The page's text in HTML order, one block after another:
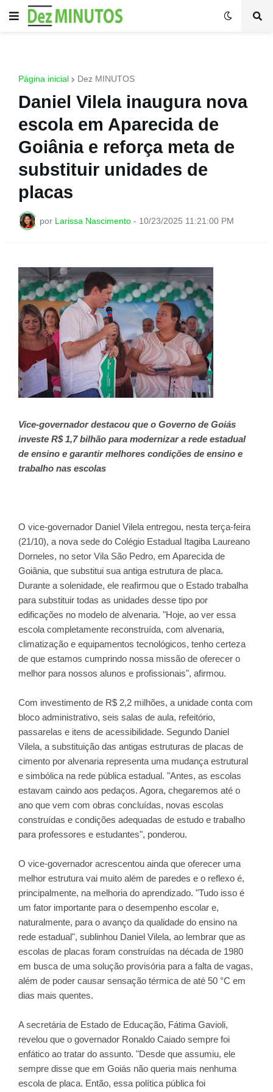
Página inicial Dez MINUTOS
Daniel Vilela inaugura nova
escola em Aparecida de
Goiânia e reforça meta de
substituir unidades de
placas
por Larissa Nascimento - 10/23/2025 11:21:00 PM
Vice-governador destacou que o Governo de Goiás
investe R$ 1,7 bilhão para modernizar a rede estadual
de ensino e garantir melhores condições de ensino e
trabalho nas escolas
O vice-governador Daniel Vilela entregou, nesta terça-feira
(21/10), a nova sede do Colégio Estadual Itagiba Laureano
Dorneles, no setor Vila São Pedro, em Aparecida de
Goiânia, que substitui sua antiga estrutura de placa.
Durante a solenidade, ele reafirmou que o Estado trabalha
para substituir todas as unidades desse tipo por
edificações no modelo de alvenaria. "Hoje, ao ver essa
escola completamente reconstruída, com alvenaria,
climatização e equipamentos tecnológicos, tenho certeza
de que estamos cumprindo nossa missão de oferecer o
melhor para nossos alunos e profissionais", afirmou.
Com investimento de R$ 2,2 milhões, a unidade conta com
bloco administrativo, seis salas de aula, refeitório,
passarelas e itens de acessibilidade. Segundo Daniel
Vilela, a substituição das antigas estruturas de placas de
cimento por alvenaria representa uma mudança estrutural
e simbólica na rede pública estadual. "Antes, as escolas
estavam caindo aos pedaços. Agora, chegaremos até o
ano que vem com obras concluídas, novas escolas
construídas e condições adequadas de estudo e trabalho
para professores e estudantes", ponderou.
O vice-governador acrescentou ainda que oferecer uma
melhor estrutura vai muito além de paredes e o reflexo é,
principalmente, na melhoria do aprendizado. "Tudo isso é
um fator importante para o desempenho escolar e,
naturalmente, para o avanço da qualidade do ensino na
rede estadual", sublinhou Daniel Vilela, ao lembrar que as
escolas de placas foram construídas na década de 1980
em busca de uma solução provisória para a falta de vagas,
além de poder causar sensação térmica de até 50 °C em
dias mais quentes.
A secretária de Estado de Educação, Fátima Gavioli,
revelou que o governador Ronaldo Caiado sempre foi
enfático ao tratar do assunto. "Desde que assumiu, ele
sempre disse que em Goiás não queria mais nenhuma
escola de placa. Então, essa política pública foi